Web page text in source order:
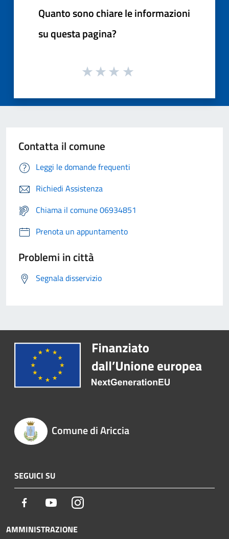
Quanto sono chiare le informazioni
su questa pagina?
Contatta il comune
Leggi le domande frequenti
Richiedi Assistenza
Chiama il comune 06934851
Prenota un appuntamento
Problemi in città
Segnala disservizio
Comune di Ariccia
SEGUICI SU
Facebook YoutubeInstagram
AMMINISTRAZIONE